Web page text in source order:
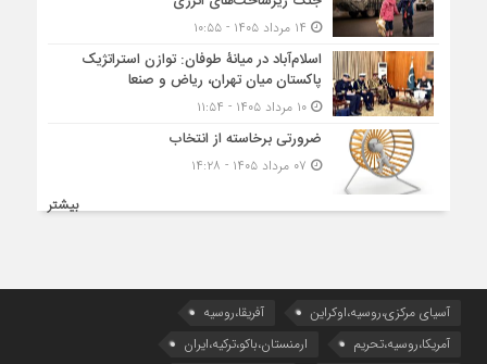
اسلام‌آباد در میانۀ طوفان: توازن استراتژیک
پاکستان میان تهران، ریاض و صنعا
۱۰ مرداد ۱۴۰۵ - ۱۱:۵۴
ضرورتی برخاسته از انتخاب
بیشتر
آسیای مرکزی،روسیه،اوکراین
آفریقا،روسیه
آمریکا،روسیه،تحریم
ارمنستان،باکو،ترکیه،ایران